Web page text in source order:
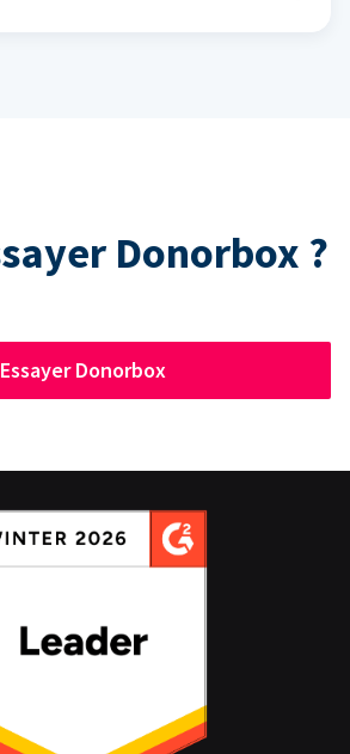
Donorbox ?
Essayer Donorbox